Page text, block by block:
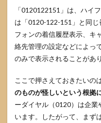
情報
え方
で注
意す
る点
0120122151
を着信拒否
する前に知
っておくこ
と
「0120122151」は、ハイ
は「0120-122-151」と同
フォンの着信履歴表示、キ
絡先管理の設定などによっ
のみで表示されることがあ
ここで押さえておきたいのは
のものが怪しいという根拠
ーダイヤル（0120）は企
います。したがって、まず